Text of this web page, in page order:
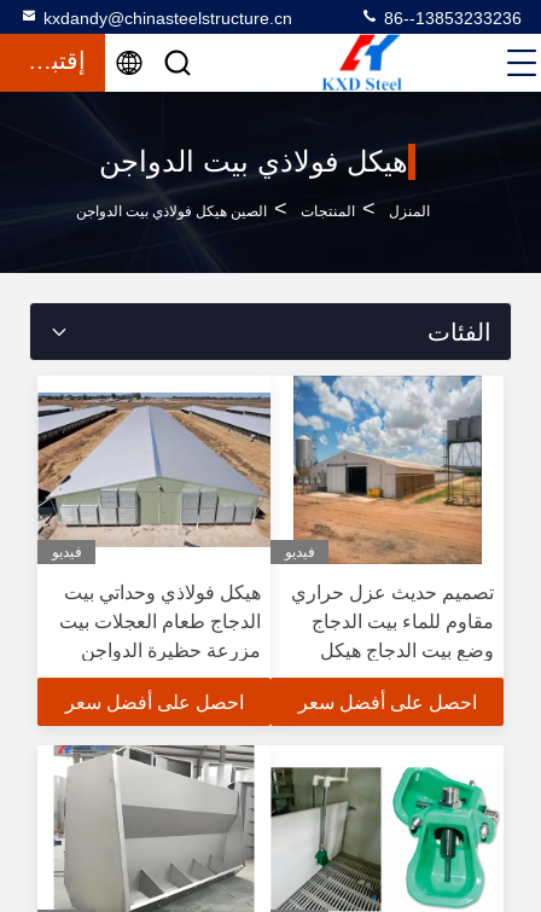
kxdandy@chinasteelstructure.cn 86--13853233236
إقتباس
هيكل فولاذي بيت الدواجن
المنزل > المنتجات > الصين هيكل فولاذي بيت الدواجن
الفئات
فيديو
تصميم حديث عزل حراري
مقاوم للماء بيت الدجاج
وضع بيت الدجاج هيكل
فولاذي بيت الدواجن
احصل على أفضل سعر
فيديو
هيكل فولاذي وحداتي بيت
الدجاج طعام العجلات بيت
مزرعة حظيرة الدواجن
مبنى مستودعات مصنوعة
مسبقا
احصل على أفضل سعر